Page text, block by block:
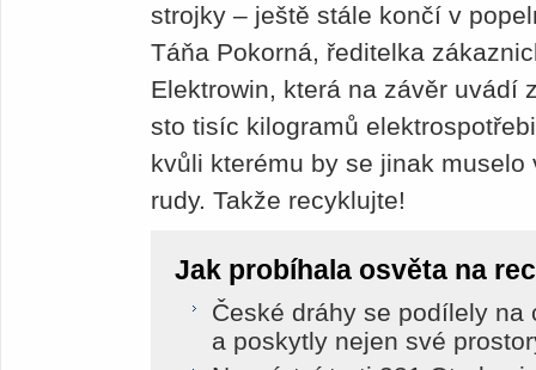
strojky – ještě stále končí v
Táňa Pokorná, ředitelka
Elektrowin, která na závěr uvádí
sto tisíc kilogramů
kvůli kterému by se jinak
rudy. Takže recyklujte!
Jak probíhala osvěta na
České dráhy se podílely na
a poskytly nejen své